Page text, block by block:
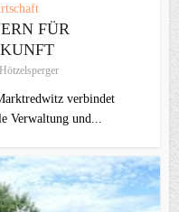
FÜR
verbindet
Verwaltung und...